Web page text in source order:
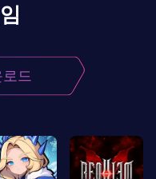
드